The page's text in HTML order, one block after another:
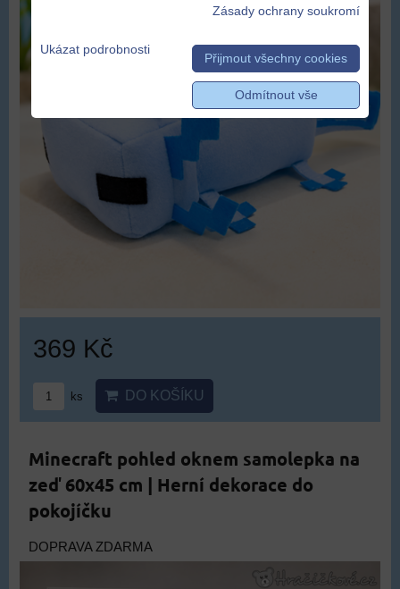
369 Kč
ks DO KOŠÍKU
Minecraft pohled oknem samolepka na
zeď 60x45 cm | Herní dekorace do
pokojíčku
DOPRAVA ZDARMA
Zásady ochrany soukromí
Ukázat podrobnosti
Přijmout všechny cookies
Odmítnout vše